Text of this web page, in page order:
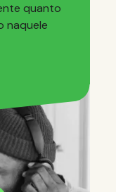
quanto
naquele